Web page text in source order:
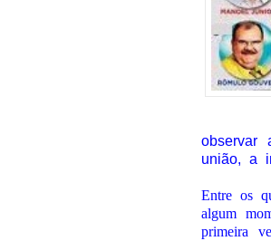
observar
união, a
Entre os
algum
primeira